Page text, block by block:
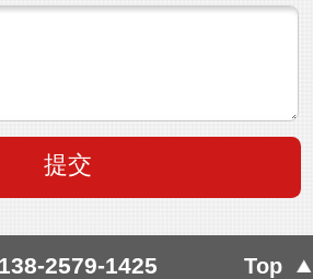
138-2579-1425 Top